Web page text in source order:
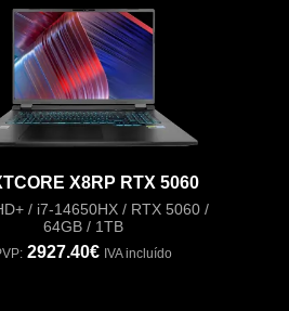
X8RP RTX 5060
/ i7-14650HX / RTX 5060 /
64GB / 1TB
2927.40€ IVA incluído